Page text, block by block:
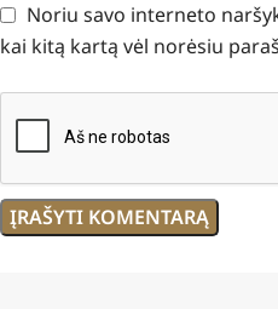
Noriu savo interneto
kai kitą kartą vėl norėsiu